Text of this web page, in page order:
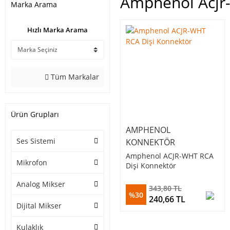
Marka Arama
Hızlı Marka Arama
Tüm Markalar
Ürün Grupları
Ses Sistemi
Mikrofon
Analog Mikser
Dijital Mikser
Kulaklık
AMPHENOL
KONNEKTÖR
Amphenol ACJR-WHT RCA
Dişi Konnektör
%30
343,80 TL
240,66 TL